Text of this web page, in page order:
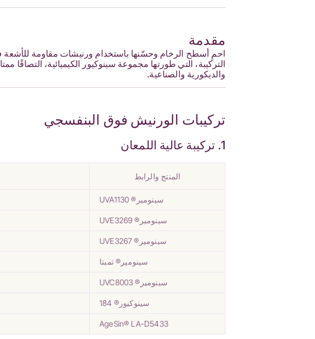
مقدمة
احمِ أسطح الرخام وحسّنها باستخدام ورنيشات مقاومة
التركيبة، التي طورتها مجموعة سينوكيور الكيميائية، التصاقًا
والديكورية والصناعية.
تركيبات الورنيش فوق البنفسجي
1. تركيبة عالية اللمعان
المنتج والرابط
سينومير® UVA1130
سينومير® UVE3269
سينومير® UVE3267
سينومير® تمبتا
سينومير® UVC8003
سينوكيور® 184
AgeSin® LA-D5433